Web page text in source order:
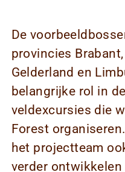
De
provincies
Gelderland en
belangrijke rol in
veldexcursies die
Forest
het projectteam
verder